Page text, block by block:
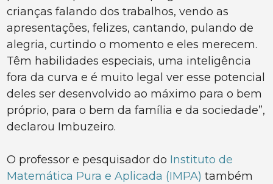
crianças falando dos trabalhos, vendo as
apresentações, felizes, cantando, pulando de
alegria, curtindo o momento e eles merecem.
Têm habilidades especiais, uma inteligência
fora da curva e é muito legal ver esse potencial
deles ser desenvolvido ao máximo para o bem
próprio, para o bem da família e da sociedade”,
declarou Imbuzeiro.
O professor e pesquisador do Instituto de
Matemática Pura e Aplicada (IMPA) também